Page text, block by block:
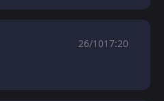
26/1017:20